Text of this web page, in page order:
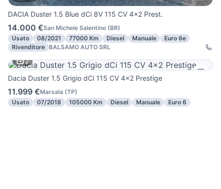
DACIA Duster 1.5 Blue dCi 8V 115 CV 4x2 Prest.
14.000 €San Michele Salentino (BR)
Usato
08/2021 77000 Km Diesel Manuale
Euro 6e
Rivenditore BALSAMO AUTO SRL
2
Dacia Duster 1.5 Grigio dCi 115 CV 4x2 Prestige
11.999 €Marsala (TP)
Usato
07/2018 105000 Km Diesel Manuale Euro 6